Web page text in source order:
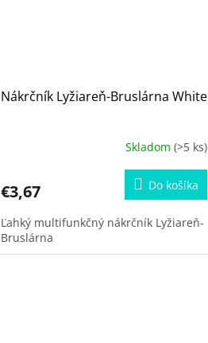
Nákrčník Lyžiareň-Bruslárna White
Skladom (>5 ks)
€3,67 Do košíka
Ľahký multifunkčný nákrčník Lyžiareň-
Bruslárna